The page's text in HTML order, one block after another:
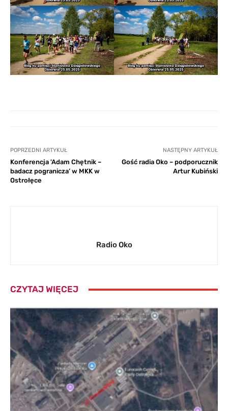
POPRZEDNI ARTYKUŁ
Konferencja 'Adam Chętnik –
badacz pogranicza’ w MKK w
Ostrołęce
NASTĘPNY ARTYKUŁ
Gość radia Oko – podporucznik
Artur Kubiński
Radio Oko
CZYTAJ WIĘCEJ